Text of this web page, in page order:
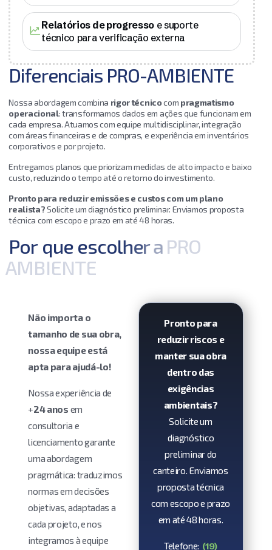
Relatórios de progresso e suporte
técnico para verificação externa
Diferenciais PRO-AMBIENTE
Nossa abordagem combina rigor técnicocom pragmatismo
operacional: transformamos dados em ações que funcionam em
cada empresa. Atuamos com equipe multidisciplinar, integração
com áreas financeiras e de compras, e experiência em inventários
corporativos e por projeto.
Entregamos planos que priorizam medidas de alto impacto e baixo
custo, reduzindo o tempo até o retorno do investimento.
Pronto para reduzir emissões e custos com um plano
realista?Solicite um diagnóstico preliminar. Enviamos proposta
técnica com escopo e prazo em até 48 horas.
Por que escolhera PRO
AMBIENTE
Não importa o
tamanho de sua obra,
nossa equipe está
apta para ajudá-lo!
Nossa experiência de
+24 anos em
consultoria e
licenciamento garante
uma abordagem
pragmática: traduzimos
normas em decisões
objetivas, adaptadas a
cada projeto, e nos
integramos à equipe
Pronto para
reduzir riscos e
manter sua obra
dentro das
exigências
ambientais?
Solicite um
diagnóstico
preliminar do
canteiro. Enviamos
proposta técnica
com escopo e prazo
em até 48 horas.
Telefone: (19)